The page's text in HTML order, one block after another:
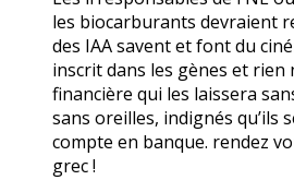
les biocarburants devraient
des IAA savent et font du
inscrit dans les gènes et rien
financière qui les laissera
sans oreilles, indignés qu’ils
compte en banque. rendez
grec !